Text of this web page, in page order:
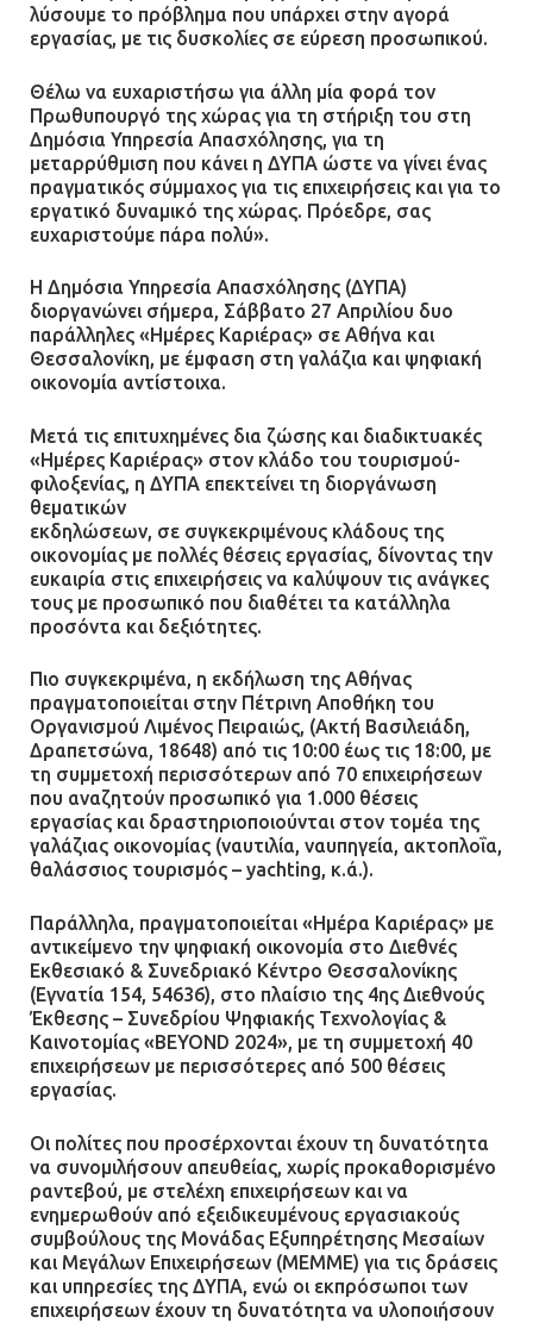
λύσουμε το πρόβλημα που υπάρχει στην αγορά
εργασίας, με τις δυσκολίες σε εύρεση προσωπικού.
Θέλω να ευχαριστήσω για άλλη μία φορά τον
Πρωθυπουργό της χώρας για τη στήριξη του στη
Δημόσια Υπηρεσία Απασχόλησης, για τη
μεταρρύθμιση που κάνει η ΔΥΠΑ ώστε να γίνει ένας
πραγματικός σύμμαχος για τις επιχειρήσεις και για το
εργατικό δυναμικό της χώρας. Πρόεδρε, σας
ευχαριστούμε πάρα πολύ».
Η Δημόσια Υπηρεσία Απασχόλησης (ΔΥΠΑ)
διοργανώνει σήμερα, Σάββατο 27 Απριλίου δυο
παράλληλες «Ημέρες Καριέρας» σε Αθήνα και
Θεσσαλονίκη, με έμφαση στη γαλάζια και ψηφιακή
οικονομία αντίστοιχα.
Μετά τις επιτυχημένες δια ζώσης και διαδικτυακές
«Ημέρες Καριέρας» στον κλάδο του τουρισμού-
φιλοξενίας, η ΔΥΠΑ επεκτείνει τη διοργάνωση
θεματικών
εκδηλώσεων, σε συγκεκριμένους κλάδους της
οικονομίας με πολλές θέσεις εργασίας, δίνοντας την
ευκαιρία στις επιχειρήσεις να καλύψουν τις ανάγκες
τους με προσωπικό που διαθέτει τα κατάλληλα
προσόντα και δεξιότητες.
Πιο συγκεκριμένα, η εκδήλωση της Αθήνας
πραγματοποιείται στην Πέτρινη Αποθήκη του
Οργανισμού Λιμένος Πειραιώς, (Ακτή Βασιλειάδη,
Δραπετσώνα, 18648) από τις 10:00 έως τις 18:00, με
τη συμμετοχή περισσότερων από 70 επιχειρήσεων
που αναζητούν προσωπικό για 1.000 θέσεις
εργασίας και δραστηριοποιούνται στον τομέα της
γαλάζιας οικονομίας (ναυτιλία, ναυπηγεία, ακτοπλοΐα,
θαλάσσιος τουρισμός – yachting, κ.ά.).
Παράλληλα, πραγματοποιείται «Ημέρα Καριέρας» με
αντικείμενο την ψηφιακή οικονομία στο Διεθνές
Εκθεσιακό & Συνεδριακό Κέντρο Θεσσαλονίκης
(Εγνατία 154, 54636), στο πλαίσιο της 4ης Διεθνούς
Έκθεσης – Συνεδρίου Ψηφιακής Τεχνολογίας &
Καινοτομίας «BEYOND 2024», με τη συμμετοχή 40
επιχειρήσεων με περισσότερες από 500 θέσεις
εργασίας.
Οι πολίτες που προσέρχονται έχουν τη δυνατότητα
να συνομιλήσουν απευθείας, χωρίς προκαθορισμένο
ραντεβού, με στελέχη επιχειρήσεων και να
ενημερωθούν από εξειδικευμένους εργασιακούς
συμβούλους της Μονάδας Εξυπηρέτησης Μεσαίων
και Μεγάλων Επιχειρήσεων (ΜΕΜΜΕ) για τις δράσεις
και υπηρεσίες της ΔΥΠΑ, ενώ οι εκπρόσωποι των
επιχειρήσεων έχουν τη δυνατότητα να υλοποιήσουν